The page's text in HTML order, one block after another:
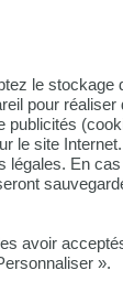
le stockage
pour réaliser
publicités
le site
légales. En
avoir
».
NOUS